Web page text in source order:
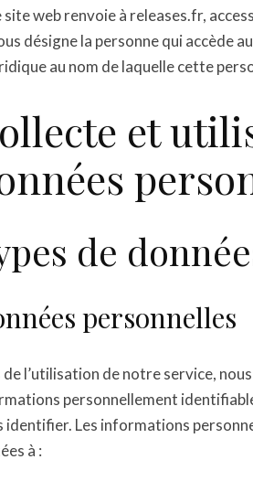
site web renvoie à releases.fr,
désigne la personne qui accède
au nom de laquelle cette
et
de
personnelles
de l’utilisation de notre service,
personnellement
identifier. Les informations
à :